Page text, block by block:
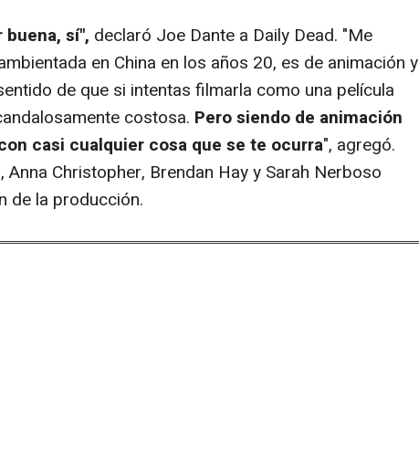
buena, sí", declaró Joe Dante a Daily Dead. "Me
en China en los años 20, es de animación y
de que si intentas filmarla como una película
costosa. Pero siendo de animación
casi cualquier cosa que se te ocurra", agregó.
Anna Christopher, Brendan Hay y Sarah Nerboso
de la producción.